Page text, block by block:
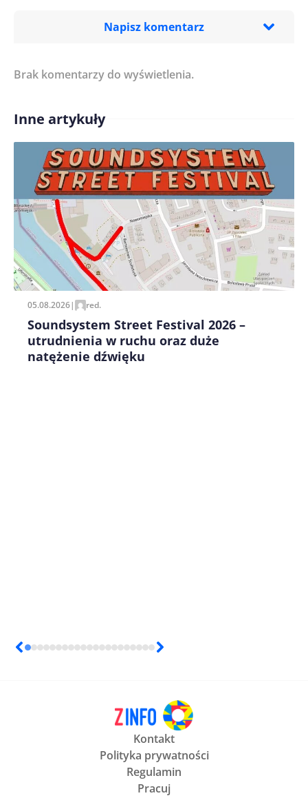
Napisz komentarz
Treść komentarza*
Imię/ Nick*
Zapamiętaj moje dane w tej przeglądarce podczas
pisania kolejnych komentarzy.
Brak komentarzy do wyświetlenia.
Inne artykuły
05.08.2026| red.
Soundsystem Street Festival 2026 –
utrudnienia w ruchu oraz duże
natężenie dźwięku
Kontakt
Polityka prywatności
Regulamin
Pracuj